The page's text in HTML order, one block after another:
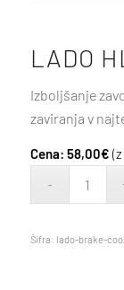
LADO
Izboljšanje
zaviranja v
Cena: 58,00€
Šifra: lado-brake-